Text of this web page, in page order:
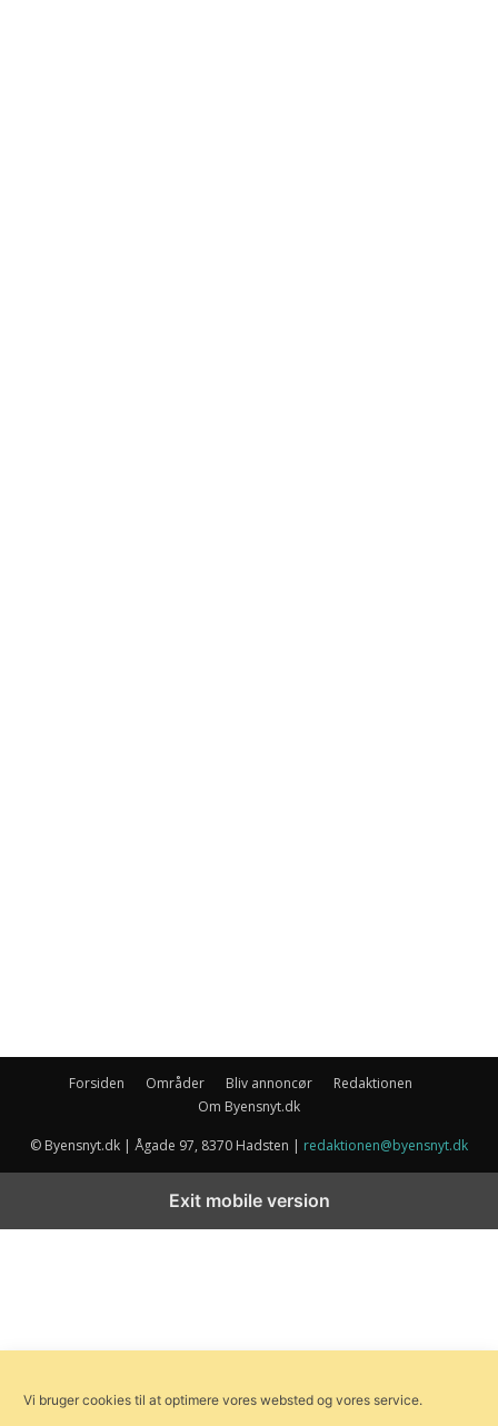
Forsiden Områder Bliv annoncør
Redaktionen
Om Byensnyt.dk
© Byensnyt.dk | Ågade 97, 8370 Hadsten | redaktionen@byensnyt.dk
Vi bruger cookies til at optimere vores websted og vores service.
Exit mobile version